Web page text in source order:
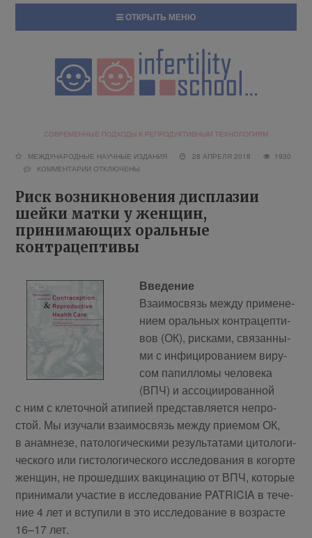
ОТКРЫТЬ МЕНЮ
МЕЖДУНАРОДНЫЕ НАУЧНЫЕ ИЗДАНИЯ 28 АПРЕЛЯ 2018
1930
КОММЕНТАРИИ ОТКЛЮЧЕНЫ
Риск возникновения дисплазии
шейки матки у женщин,
принимающих оральные
контрацептивы
Вве­дение
Вза­и­мо­связь меж­ду при­ме­не­
ни­ем ораль­ных кон­тра­цеп­ти­
вов (ОК), рис­ка­ми, свя­зан­ны­
ми с ин­фи­ци­ро­ва­ни­ем ви­ру­
сом па­пил­ло­мы че­ло­ве­ка
(ВПЧ) и ас­со­ци­и­ро­ван­ной
с ним с кле­точ­ной ати­пи­ей пред­став­ля­ет­ся непро­
стой. Мы изу­ча­ли вза­и­мо­связь меж­ду при­е­мом ОК,
в ана­мне­зе, па­то­ло­ги­че­ски­ми ре­зуль­та­та­ми ци­то­ло­ги­
че­ско­го или ги­сто­ло­ги­че­ско­го ис­сле­до­ва­ния в ко­гор­те
жен­щин, не про­шед­ших вак­ци­на­цию от ВПЧ, ко­то­рые
при­ни­ма­ли уча­стие в ис­сле­до­ва­ние PATRICIA в те­че­
ние 4 лет и всту­пи­ли в это ис­сле­до­ва­ние в воз­расте
16–17 лет.